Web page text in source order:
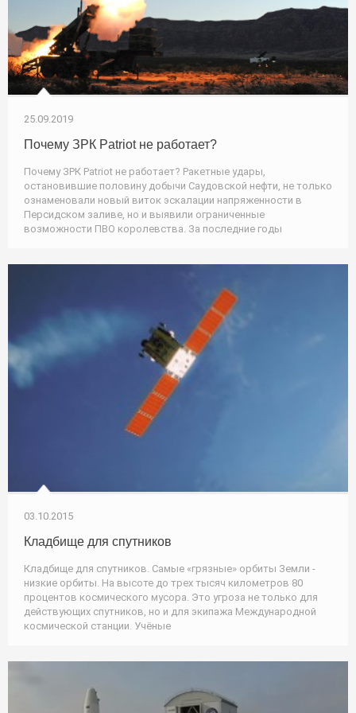
25.09.2019
Почему ЗРК Patriot не работает?
Почему ЗРК Patriot не работает? Ракетные удары,
остановившие половину добычи Саудовской нефти, не только
ознаменовали новый виток эскалации напряженности в
Персидском заливе, но и выявили ограниченные
возможности ПВО королевства. За последние годы
03.10.2015
Кладбище для спутников
Кладбище для спутников. Самые «грязные» орбиты Земли -
низкие орбиты. На высоте до трех тысяч километров 80
процентов космического мусора. Это угроза не только для
действующих спутников, но и для экипажа Международной
космической станции. Учёные